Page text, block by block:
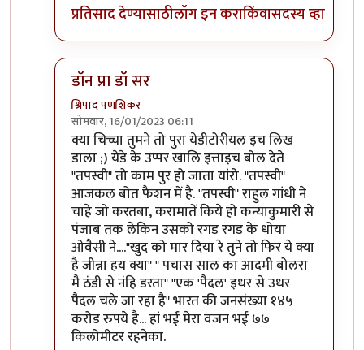
प्रतिसाद देण्यासाठीलॉग इन कराकिंवासदस्य व्हा
डॉन प्रा डॉ सर
श्रिपाद पणशिकर
सोमवार, 16/01/2023 06:11
In reply toसल्लागारांना असे वाटत असावे की...
क्या चिच्चा तुमने तो पुरा येडीटोरीयल इच लिख
डाला ;) येडे के उप्पर खालि इत्ताइच बोल देते
"तपस्वी" तो काम पुर हो जाता यांरो. "तपस्वी"
आजकल बोत फैशन में है. "तपस्वी" राहुल गांधी ने
चाहे जो करतबा, करामातें किये हो कन्याकुमारी से
पंजाब तक लेकिन उसको रगड रगड के धोया
ओवैसी ने...."खुद को मार दिया रे तुने तो फिर ये क्या
है जीन्ना हय क्या" " पचास साल का आदमी बोलरा
मै ठंडी से नंहि डरता" "एक 'पैदल' इधर से उधर
पैदल चले जा रहा है" भारत की जनसंख्या १४५
करोड रुपये है... हां भई मेरा वजन भई ७७
किलोमीटर रहनेका.